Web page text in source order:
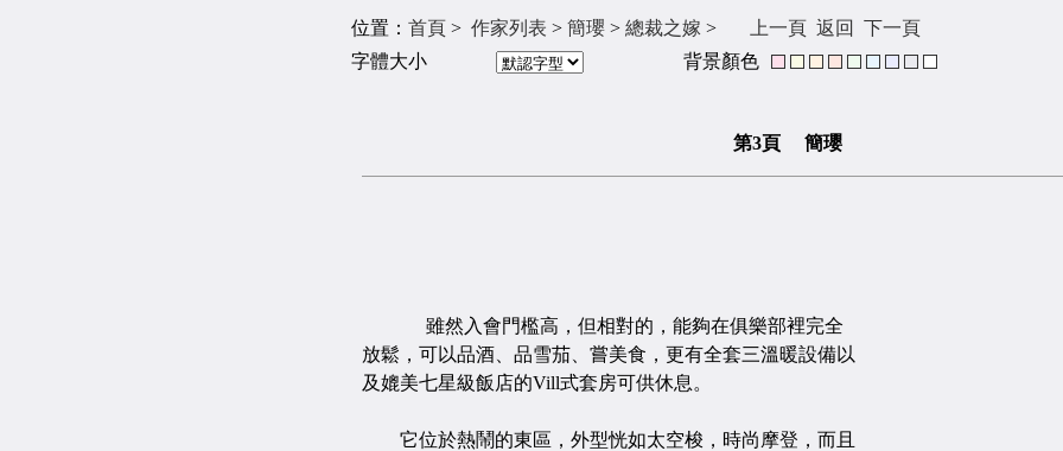
位置： 首頁 > 作家列表 > 簡瓔 > 總裁之嫁 > 上一頁 返回
下一頁
字體大小
背景顏色
第3頁 簡瓔
雖然入會門檻高，但相對的，能夠在俱樂部裡完全
放鬆，可以品酒、品雪茄、嘗美食，更有全套三溫暖設備以
及媲美七星級飯店的Vill式套房可供休息。
它位於熱鬧的東區，外型恍如太空梭，時尚摩登，而且